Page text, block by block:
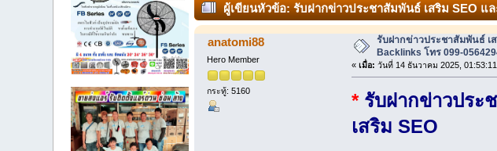
ผู้เขียนหัวข้อ: รับฝากข่าวประชาสัมพันธ์ เสริม SEO แล
anatomi88
Hero Member
กระทู้: 5160
รับฝากข่าวประชาสัมพันธ์ เ
Backlinks โทร 099-
« เมื่อ: วันที่ 14 ธันวาคม 2025,
* รับฝากข่าวปร
เสริม SEO